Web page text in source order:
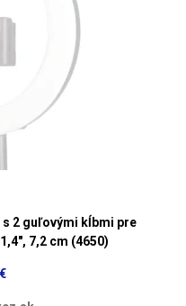
s 2 guľovými kĺbmi pre
7,2 cm (4650)